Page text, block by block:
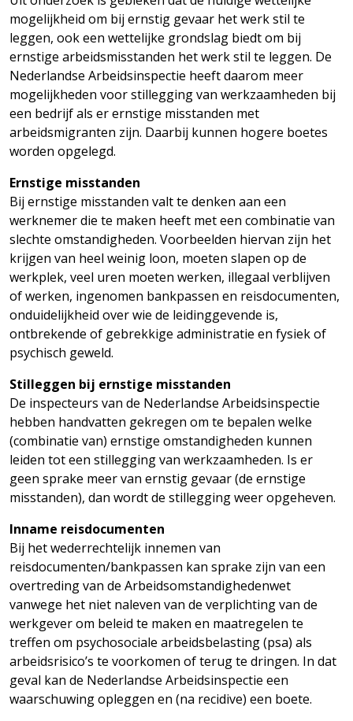
mogelijkheid om bij ernstig gevaar het werk stil te
leggen, ook een wettelijke grondslag biedt om bij
ernstige arbeidsmisstanden het werk stil te leggen. De
Nederlandse Arbeidsinspectie heeft daarom meer
mogelijkheden voor stillegging van werkzaamheden bij
een bedrijf als er ernstige misstanden met
arbeidsmigranten zijn. Daarbij kunnen hogere boetes
worden opgelegd.
Ernstige misstanden
Bij ernstige misstanden valt te denken aan een
werknemer die te maken heeft met een combinatie van
slechte omstandigheden. Voorbeelden hiervan zijn het
krijgen van heel weinig loon, moeten slapen op de
werkplek, veel uren moeten werken, illegaal verblijven
of werken, ingenomen bankpassen en reisdocumenten,
onduidelijkheid over wie de leidinggevende is,
ontbrekende of gebrekkige administratie en fysiek of
psychisch geweld.
Stilleggen bij ernstige misstanden
De inspecteurs van de Nederlandse Arbeidsinspectie
hebben handvatten gekregen om te bepalen welke
(combinatie van) ernstige omstandigheden kunnen
leiden tot een stillegging van werkzaamheden. Is er
geen sprake meer van ernstig gevaar (de ernstige
misstanden), dan wordt de stillegging weer opgeheven.
Inname reisdocumenten
Bij het wederrechtelijk innemen van
reisdocumenten/bankpassen kan sprake zijn van een
overtreding van de Arbeidsomstandighedenwet
vanwege het niet naleven van de verplichting van de
werkgever om beleid te maken en maatregelen te
treffen om psychosociale arbeidsbelasting (psa) als
arbeidsrisico’s te voorkomen of terug te dringen. In dat
geval kan de Nederlandse Arbeidsinspectie een
waarschuwing opleggen en (na recidive) een boete.